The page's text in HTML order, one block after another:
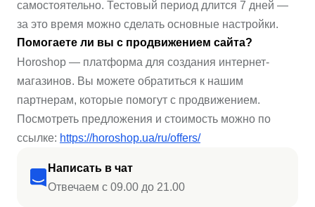
Написать в чат
Отвечаем с 09.00 до 21.00
самостоятельно. Тестовый период длится 7 дней —
за это время можно сделать основные настройки.
Помогаете ли вы с продвижением сайта?
Horoshop — платформа для создания интернет-
магазинов. Вы можете обратиться к нашим
партнерам, которые помогут с продвижением.
Посмотреть предложения и стоимость можно по
ссылке: https://horoshop.ua/ru/offers/